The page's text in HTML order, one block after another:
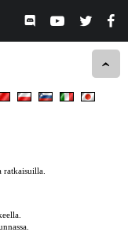
ratkaisuilla.